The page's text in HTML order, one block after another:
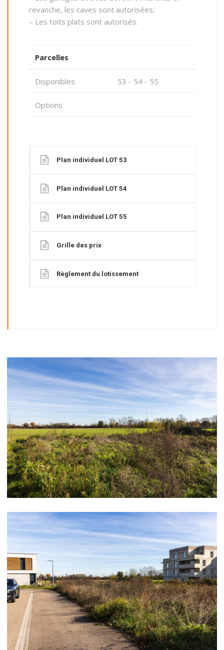
revanche, les caves sont autorisées;
– Les toits plats sont autorisés.
Parcelles
Disponibles 53 - 54 - 55
Options
Plan individuel LOT 53
Plan individuel LOT 54
Plan individuel LOT 55
Grille des prix
Règlement du lotissement